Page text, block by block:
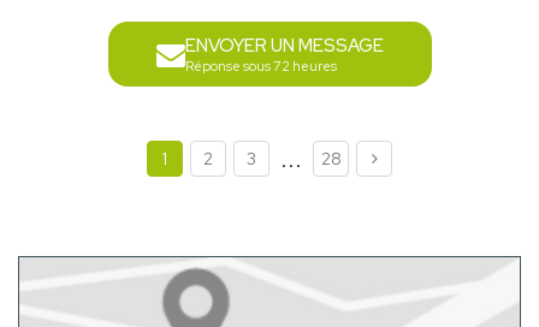
ENVOYER UN MESSAGE
Réponse sous 72 heures
1 2 3 ... 28